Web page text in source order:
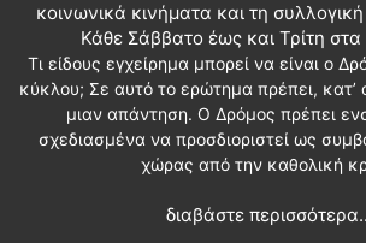
κοινωνικά κινήματα και τη
Κάθε Σάββατο έως και Τρίτη στα
Τι είδους εγχείρημα μπορεί να είναι ο
κύκλου; Σε αυτό το ερώτημα πρέπει,
μιαν απάντηση. Ο Δρόμος πρέπει
σχεδιασμένα να προσδιοριστεί ως
χώρας από την καθολική
διαβάστε